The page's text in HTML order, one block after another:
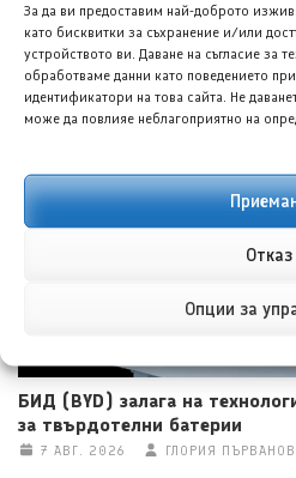
За да ви предоставим най-доброто
като бисквитки за съхранение и/или
устройството ви. Даване на съгласие за
обработваме данни като поведението
идентификатори на това сайта. Не
може да повлияе неблагоприятно на
Отказ
Опции за
НОВИ ПУБЛИКАЦИИ
БИД (BYD) залага на
за твърдотелни батерии
7 АВГ. 2026 ГЛОРИЯ